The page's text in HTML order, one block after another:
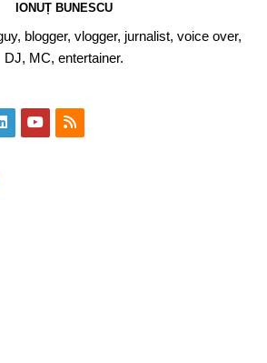
IONUȚ BUNESCU
blogger, vlogger, jurnalist, voice over,
DJ, MC, entertainer.